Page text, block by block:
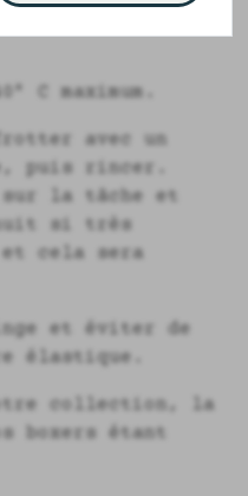
C maximum.
avec un
puis rincer.
sur la tâche et
si très
cela sera
et éviter de
élastique.
collection, la
boxers étant